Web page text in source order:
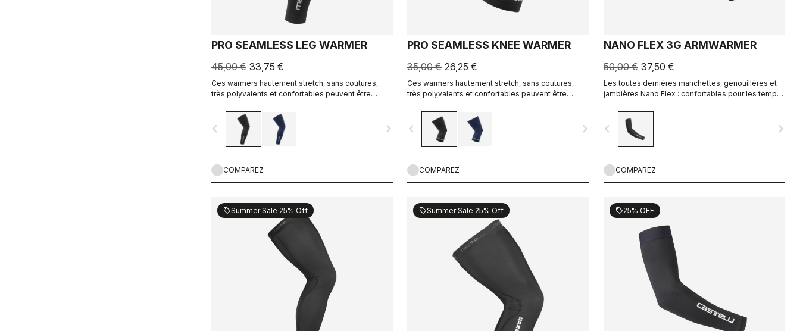
PRO SEAMLESS LEG WARMER
45,00 € 33,75 €
Ces warmers hautement stretch, sans coutures,
très polyvalents et confortables peuvent être
navigate_before navigate_next
COMPAREZ
PRO SEAMLESS KNEE WARMER
35,00 € 26,25 €
Ces warmers hautement stretch, sans coutures,
très polyvalents et confortables peuvent être
navigate_before navigate_next
COMPAREZ
NANO FLEX 3G ARMWARMER
50,00 € 37,50 €
Les toutes dernières manchettes, genouillères et
jambières Nano Flex : confortables pour les temps
pour les conditions extrêmes.
navigate_before navigate_next
COMPAREZ
sellSummer Sale 25% Off sellSummer Sale 25% Off sell25% OFF